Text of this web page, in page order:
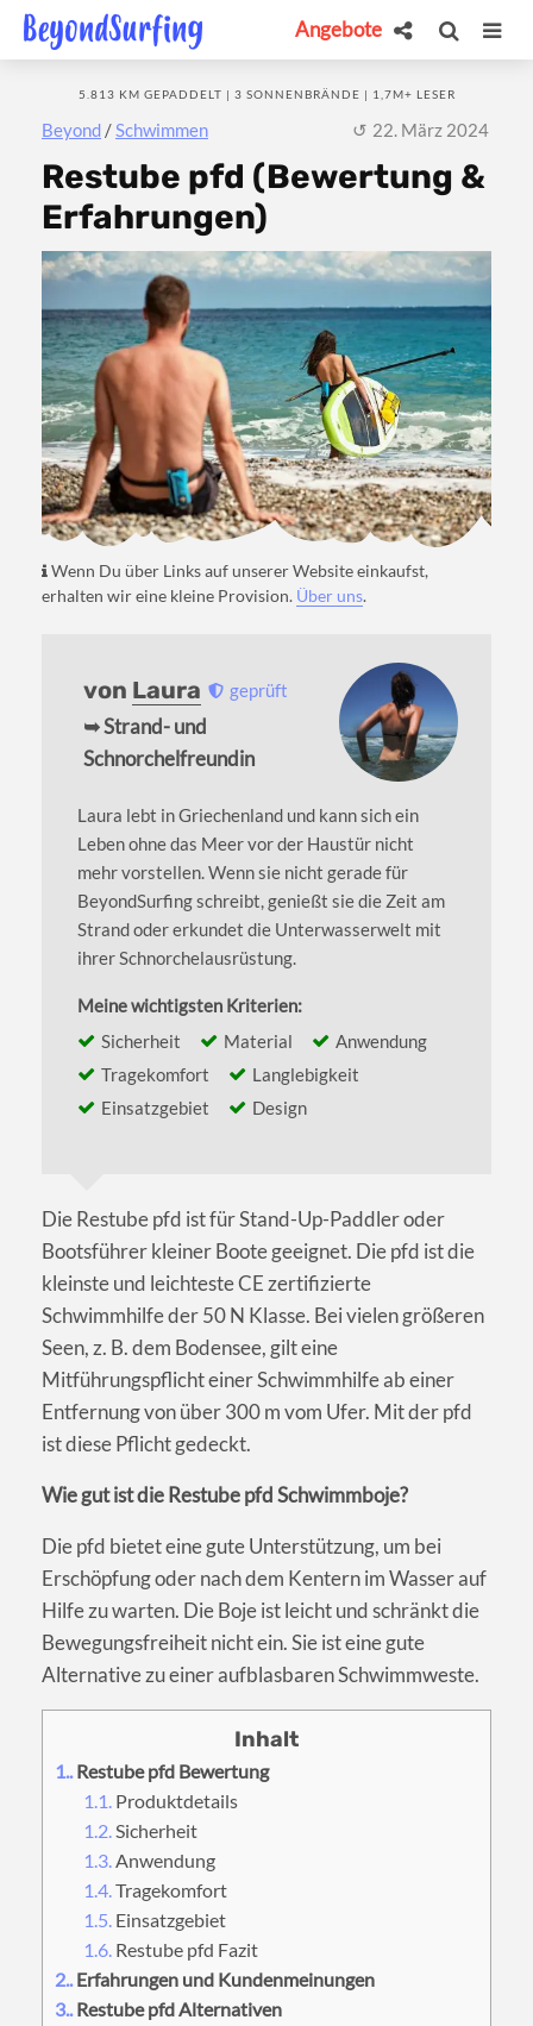
Angebote
Beyond /Schwimmen
5.813 KM GEPADDELT | 3 SONNENBRÄNDE | 1,7M+ LESER
22. März 2024
Restube pfd (Bewertung &
Erfahrungen)
Wenn Du über Links auf unserer Website einkaufst,
erhalten wir eine kleine Provision. Über uns.
von Laura geprüft
➥ Strand- und
Schnorchelfreundin
Laura lebt in Griechenland und kann sich ein
Leben ohne das Meer vor der Haustür nicht
mehr vorstellen. Wenn sie nicht gerade für
BeyondSurfing schreibt, genießt sie die Zeit am
Strand oder erkundet die Unterwasserwelt mit
ihrer Schnorchelausrüstung.
Meine wichtigsten Kriterien:
Sicherheit
Material
Anwendung
Tragekomfort
Langlebigkeit
Einsatzgebiet
Design
Die Restube pfd ist für Stand-Up-Paddler oder
Bootsführer kleiner Boote geeignet. Die pfd ist die
kleinste und leichteste CE zertifizierte
Schwimmhilfe der 50 N Klasse. Bei vielen größeren
Seen, z. B. dem Bodensee, gilt eine
Mitführungspflicht einer Schwimmhilfe ab einer
Entfernung von über 300 m vom Ufer. Mit der pfd
ist diese Pflicht gedeckt.
Wie gut ist die Restube pfd Schwimmboje?
Die pfd bietet eine gute Unterstützung, um bei
Erschöpfung oder nach dem Kentern im Wasser auf
Hilfe zu warten. Die Boje ist leicht und schränkt die
Bewegungsfreiheit nicht ein. Sie ist eine gute
Alternative zu einer aufblasbaren Schwimmweste.
1.Restube pfd Bewertung
1.1. Produktdetails
1.2.Sicherheit
1.3.Anwendung
1.4.Tragekomfort
1.5. Einsatzgebiet
1.6. Restube pfd Fazit
2.Erfahrungen und Kundenmeinungen
3.Restube pfd Alternativen